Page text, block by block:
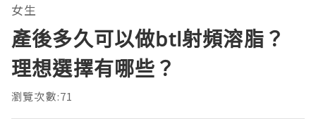
女生
產後多久可以做btl射頻溶脂？
理想選擇有哪些？
瀏覽次數:71